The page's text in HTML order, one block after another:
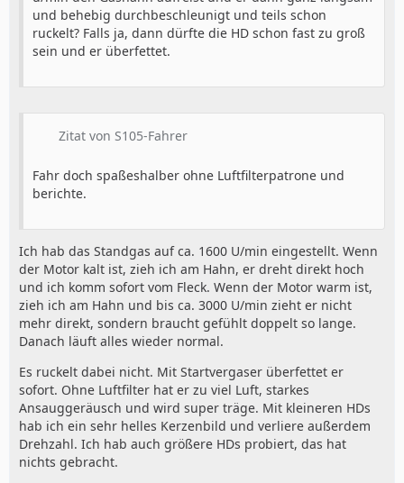
und behebig durchbeschleunigt und teils schon
ruckelt? Falls ja, dann dürfte die HD schon fast zu groß
sein und er überfettet.
Zitat von S105-Fahrer
Fahr doch spaßeshalber ohne Luftfilterpatrone und
berichte.
Ich hab das Standgas auf ca. 1600 U/min eingestellt. Wenn
der Motor kalt ist, zieh ich am Hahn, er dreht direkt hoch
und ich komm sofort vom Fleck. Wenn der Motor warm ist,
zieh ich am Hahn und bis ca. 3000 U/min zieht er nicht
mehr direkt, sondern braucht gefühlt doppelt so lange.
Danach läuft alles wieder normal.
Es ruckelt dabei nicht. Mit Startvergaser überfettet er
sofort. Ohne Luftfilter hat er zu viel Luft, starkes
Ansauggeräusch und wird super träge. Mit kleineren HDs
hab ich ein sehr helles Kerzenbild und verliere außerdem
Drehzahl. Ich hab auch größere HDs probiert, das hat
nichts gebracht.